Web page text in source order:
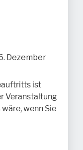
Dezember
ist
Veranstaltung
wenn Sie